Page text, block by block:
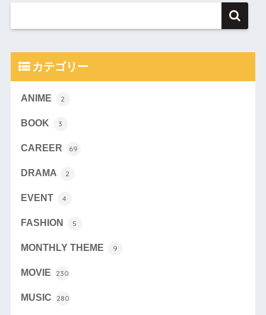
カテゴリー
ANIME 2
BOOK 3
CAREER 69
DRAMA 2
EVENT 4
FASHION 5
MONTHLY THEME 9
MOVIE 230
MUSIC 280